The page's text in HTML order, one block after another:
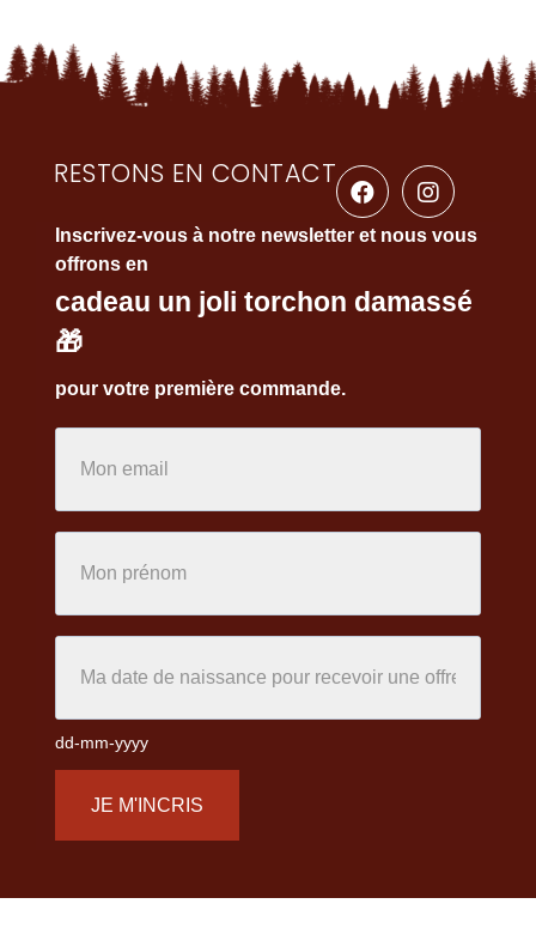
RESTONS EN CONTACT
Inscrivez-vous à notre newsletter et nous vous
offrons en
cadeau un joli torchon damassé
🎁
pour votre première commande.
dd-mm-yyyy
JE M'INCRIS